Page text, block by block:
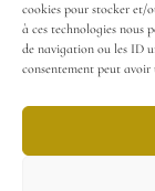
cookies pour stocker et/
à ces technologies nous
de navigation ou les ID
consentement peut